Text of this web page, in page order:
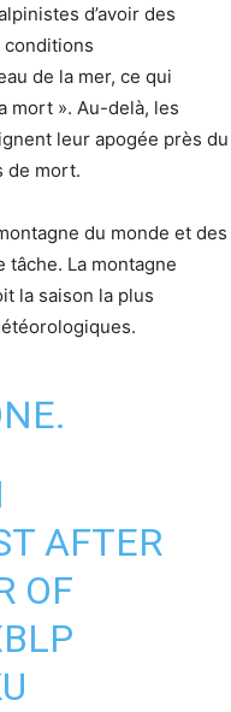
d’avoir des
conditions
de la mer, ce qui
mort ». Au-delà, les
leur apogée près du
de mort.
du monde et des
La montagne
la saison la plus
AFTER
OF